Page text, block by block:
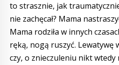
to strasznie, jak
nie zachęcał? Mama
Mama rodziła w innych
ręką, nogą ruszyć. Lewatywę
czy, o znieczuleniu nikt wtedy